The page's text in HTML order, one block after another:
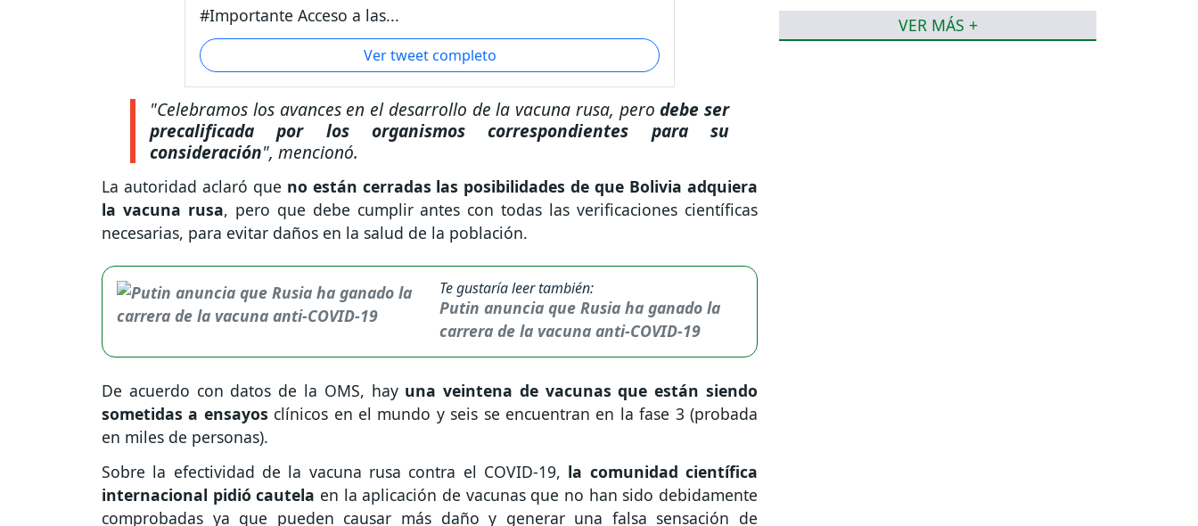
#Importante Acceso a las...
Ver tweet completo
"Celebramos los avances en el desarrollo de la vacuna rusa, perodebe ser
precalificada por los organismos correspondientes para su
consideración", mencionó.
La autoridad aclaró que no están cerradas las posibilidades de que Bolivia adquiera
la vacuna rusa, pero que debe cumplir antes con todas las verificaciones científicas
necesarias, para evitar daños en la salud de la población.
Te gustaría leer también:
Putin anuncia que Rusia ha ganado la
carrera de la vacuna anti-COVID-19
De acuerdo con datos de la OMS, hay una veintena de vacunas que están siendo
sometidas a ensayos clínicos en el mundo y seis se encuentran en la fase 3 (probada
en miles de personas).
Sobre la efectividad de la vacuna rusa contra el COVID-19, la comunidad científica
internacional pidió cautela en la aplicación de vacunas que no han sido debidamente
comprobadas ya que pueden causar más daño y generar una falsa sensación de
VER MÁS +